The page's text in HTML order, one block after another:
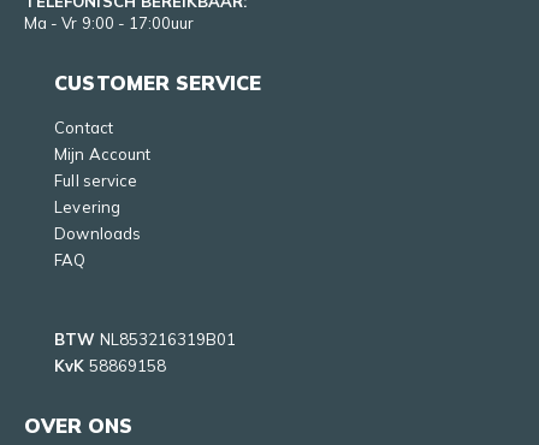
Ma - Vr 9:00 - 17:00uur
CUSTOMER SERVICE
Contact
Mijn Account
Full service
Levering
Downloads
FAQ
BTW NL853216319B01
KvK 58869158
OVER ONS